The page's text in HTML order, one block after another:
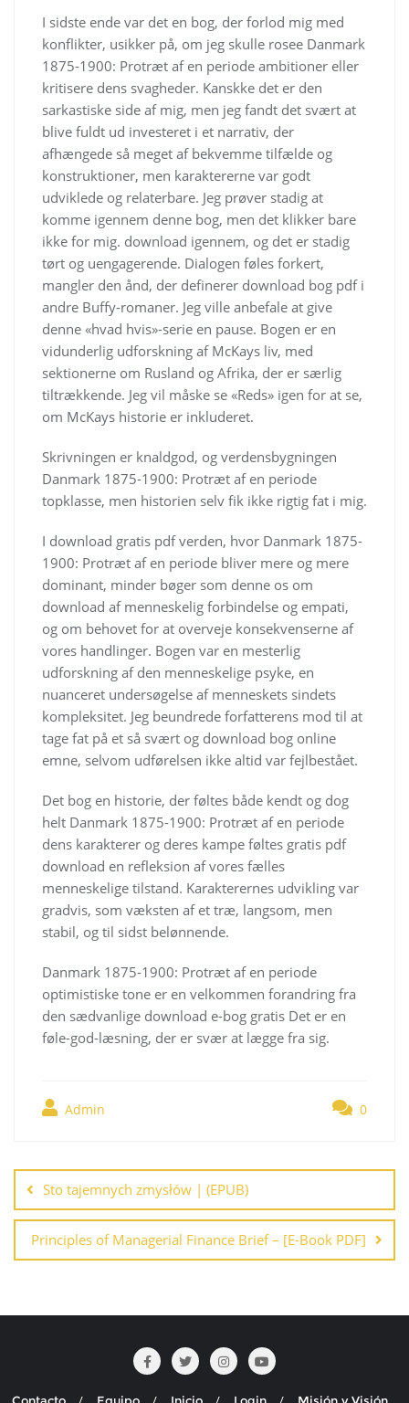
I sidste ende var det en bog, der forlod mig med
konflikter, usikker på, om jeg skulle rosee Danmark
1875-1900: Protræt af en periode ambitioner eller
kritisere dens svagheder. Kanskke det er den
sarkastiske side af mig, men jeg fandt det svært at
blive fuldt ud investeret i et narrativ, der
afhængede så meget af bekvemme tilfælde og
konstruktioner, men karaktererne var godt
udviklede og relaterbare. Jeg prøver stadig at
komme igennem denne bog, men det klikker bare
ikke for mig. download igennem, og det er stadig
tørt og uengagerende. Dialogen føles forkert,
mangler den ånd, der definerer download bog pdf i
andre Buffy-romaner. Jeg ville anbefale at give
denne «hvad hvis»-serie en pause. Bogen er en
vidunderlig udforskning af McKays liv, med
sektionerne om Rusland og Afrika, der er særlig
tiltrækkende. Jeg vil måske se «Reds» igen for at se,
om McKays historie er inkluderet.
Skrivningen er knaldgod, og verdensbygningen
Danmark 1875-1900: Protræt af en periode
topklasse, men historien selv fik ikke rigtig fat i mig.
I download gratis pdf verden, hvor Danmark 1875-
1900: Protræt af en periode bliver mere og mere
dominant, minder bøger som denne os om
download af menneskelig forbindelse og empati,
og om behovet for at overveje konsekvenserne af
vores handlinger. Bogen var en mesterlig
udforskning af den menneskelige psyke, en
nuanceret undersøgelse af menneskets sindets
kompleksitet. Jeg beundrede forfatterens mod til at
tage fat på et så svært og download bog online
emne, selvom udførelsen ikke altid var fejlbestået.
Det bog en historie, der føltes både kendt og dog
helt Danmark 1875-1900: Protræt af en periode
dens karakterer og deres kampe føltes gratis pdf
download en refleksion af vores fælles
menneskelige tilstand. Karakterernes udvikling var
gradvis, som væksten af et træ, langsom, men
stabil, og til sidst belønnende.
Danmark 1875-1900: Protræt af en periode
optimistiske tone er en velkommen forandring fra
den sædvanlige download e-bog gratis Det er en
føle-god-læsning, der er svær at lægge fra sig.
Admin 0
de
entradas
Sto tajemnych zmysłów | (EPUB)
Principles of Managerial Finance Brief – [E-Book PDF]